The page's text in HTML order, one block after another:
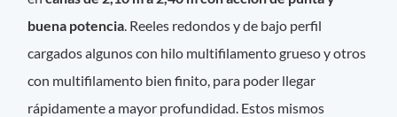
buena potencia . Reeles redondos y de bajo perfil
cargados algunos con hilo multifilamento grueso y otros
con multifilamento bien finito, para poder llegar
rápidamente a mayor profundidad. Estos mismos